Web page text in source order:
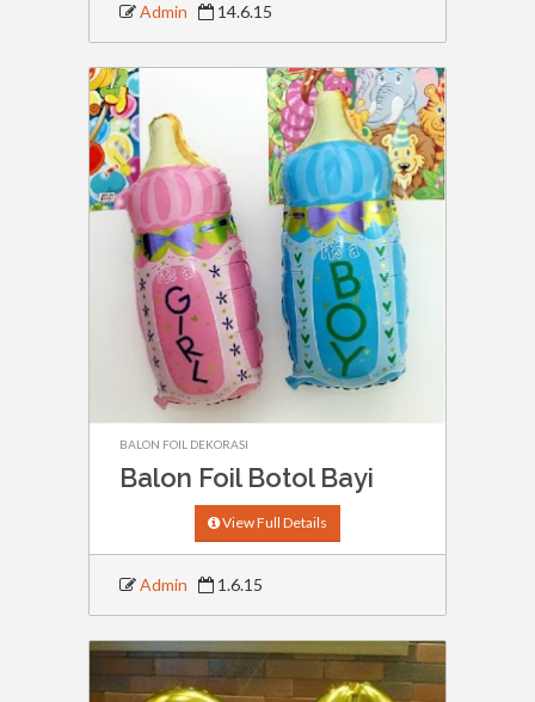
Admin 14.6.15
BALON FOIL DEKORASI
Balon Foil Botol Bayi
View Full Details
Admin 1.6.15